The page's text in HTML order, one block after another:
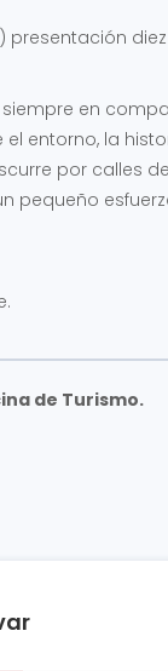
presentación
en
entorno, la
por calles
pequeño
de Turismo.